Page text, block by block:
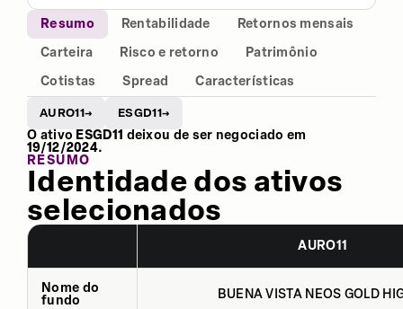
Resumo Rentabilidade
Retornos mensais
Carteira
Risco e retorno
Patrimônio
Cotistas
Spread Características
AURO11→ ESGD11→
O ativo ESGD11 deixou de ser negociado em
19/12/2024.
RESUMO
Identidade dos ativos
selecionados
AURO11
Nome do
fundo
BUENA VISTA NEOS GOLD